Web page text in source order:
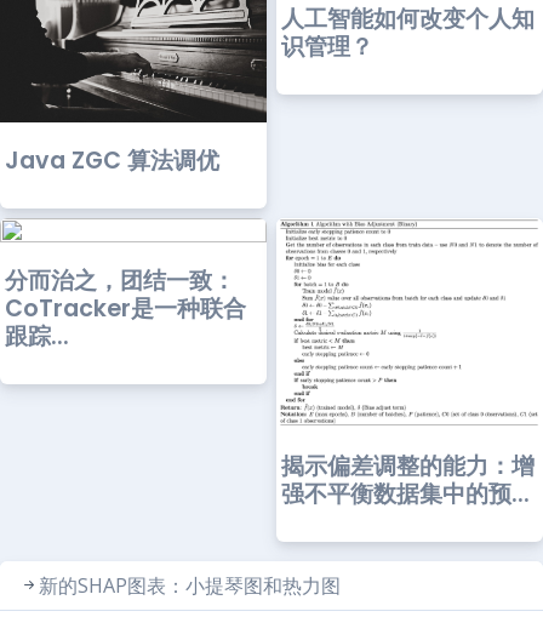
Java ZGC 算法调优
人工智能如何改变个人知
识管理？
分而治之，团结一致：
CoTracker是一种联合
跟踪...
揭示偏差调整的能力：增
强不平衡数据集中的预...
新的SHAP图表：小提琴图和热力图